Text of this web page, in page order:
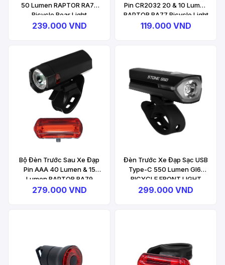
50 Lumen RAPTOR RA78
Bicycle Rear Light
239.000 VND
Pin CR2032 20 & 10 Lumen
RAPTOR RA77 Bicycle Light
Combo
119.000 VND
Bộ Đèn Trước Sau Xe Đạp
Pin AAA 40 Lumen & 15
Lumen RAPTOR RA79
Bicycle Light Combo
279.000 VND
Đèn Trước Xe Đạp Sạc USB
Type-C 550 Lumen GI61
BICYCLE FRONT LIGHT
299.000 VND